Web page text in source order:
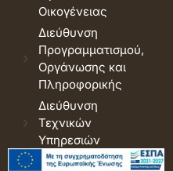
Οικογένειας
Διεύθυνση
Προγραμματισμού,
Οργάνωσης και
Πληροφορικής
Διεύθυνση
Τεχνικών
Υπηρεσιών
© 2026 Δήμος Δράμας. Όροι